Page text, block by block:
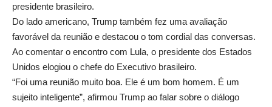
presidente brasileiro.
Do lado americano, Trump também fez uma avaliação
favorável da reunião e destacou o tom cordial das conversas.
Ao comentar o encontro com Lula, o presidente dos Estados
Unidos elogiou o chefe do Executivo brasileiro.
“Foi uma reunião muito boa. Ele é um bom homem. É um
sujeito inteligente”, afirmou Trump ao falar sobre o diálogo